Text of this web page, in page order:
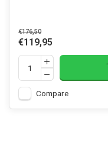
€176,50
€119,95
Compare